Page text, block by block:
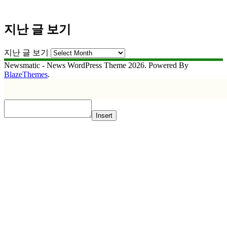
지난 글 보기
지난 글 보기
Newsmatic - News WordPress Theme 2026. Powered By
BlazeThemes.
Insert